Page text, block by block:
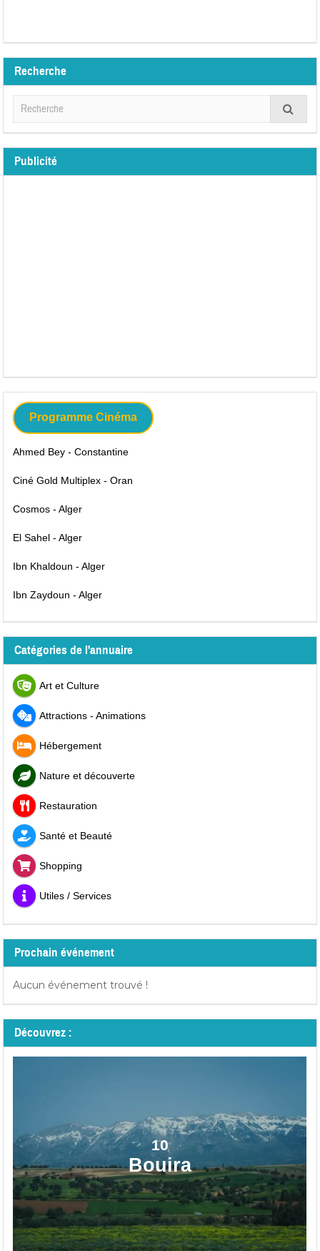
Recherche
Publicité
Programme Cinéma
Ahmed Bey - Constantine
Ciné Gold Multiplex - Oran
Cosmos - Alger
El Sahel - Alger
Ibn Khaldoun - Alger
Ibn Zaydoun - Alger
Catégories de l'annuaire
Art et Culture
Attractions - Animations
Hébergement
Nature et découverte
Restauration
Santé et Beauté
Shopping
Utiles / Services
Prochain événement
Aucun événement trouvé !
Découvrez :
10
Bouira